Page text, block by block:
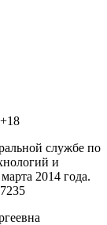
+18
службе по
и
2014 года.